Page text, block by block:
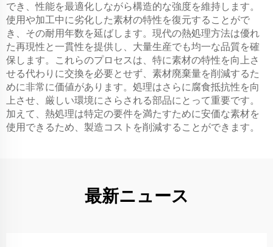
でき、性能を最適化しながら構造的な強度を維持します。
使用や加工中に劣化した素材の特性を復元することがで
き、その耐用年数を延ばします。現代の熱処理方法は優れ
た再現性と一貫性を提供し、大量生産でも均一な品質を確
保します。これらのプロセスは、特に素材の特性を向上さ
せる代わりに交換を必要とせず、素材廃棄量を削減するた
めに非常に価値があります。処理はさらに腐食抵抗性を向
上させ、厳しい環境にさらされる部品にとって重要です。
加えて、熱処理は特定の要件を満たすために安価な素材を
使用できるため、製造コストを削減することができます。
最新ニュース